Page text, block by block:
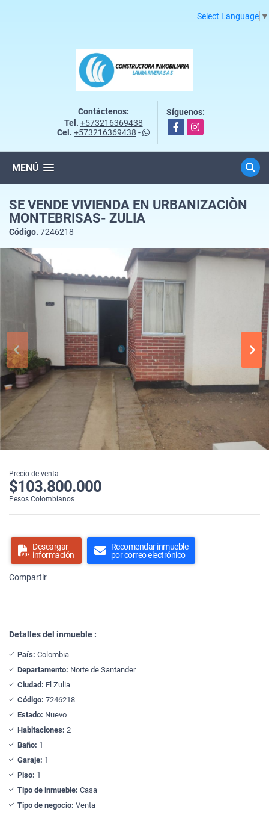
Select Language ▼
Contáctenos:
Tel. +573216369438
Cel. +573216369438 -
Síguenos:
FacebookInstagram
MENÚ
SE VENDE VIVIENDA EN URBANIZACIÒN
MONTEBRISAS- ZULIA
Código. 7246218
Precio de venta
$103.800.000
Pesos Colombianos
Descargar
información
Recomendar inmueble
por correo electrónico
Compartir
Detalles del inmueble :
País: Colombia
Departamento: Norte de Santander
Ciudad: El Zulia
Código: 7246218
Estado: Nuevo
Habitaciones: 2
Baño: 1
Garaje: 1
Piso: 1
Tipo de inmueble: Casa
Tipo de negocio: Venta